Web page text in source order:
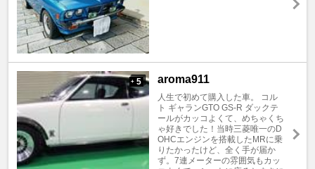
+ 5 aroma911
人生で初めて購入した車。 コル
ト ギャランGTO GS-R ダックテ
ールがカッコよくて、めちゃくち
ゃ好きでした！当時三菱唯一のD
OHCエンジンを搭載したMRに乗
りたかったけど、全く手が届か
ず。7連メーターの雰囲気もカッ